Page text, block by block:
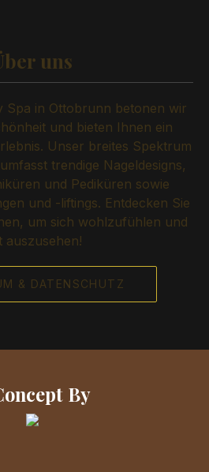
uns
Spa in Ottobrunn betonen wir
und bieten Ihnen ein
Unser breites Spektrum
trendige Nageldesigns,
und Pediküren sowie
und -liftings. Entdecken Sie
um sich wohlzufühlen und
auszusehen!
& DATENSCHUTZ
By